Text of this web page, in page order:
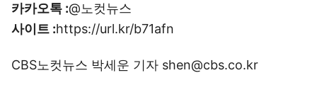
카카오톡 :@노컷뉴스
사이트 :https://url.kr/b71afn
CBS노컷뉴스 박세운 기자 shen@cbs.co.kr